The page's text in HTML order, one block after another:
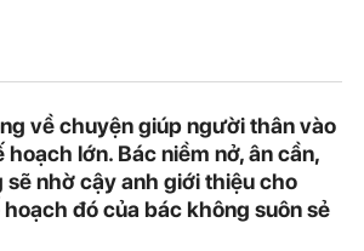
về chuyện giúp người thân vào
lớn. Bác niềm nở, ân cần,
nhờ cậy anh giới thiệu cho
đó của bác không suôn sẻ